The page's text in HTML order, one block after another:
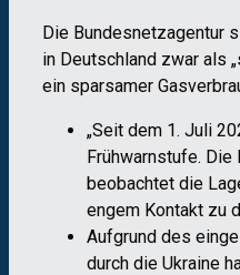
Die Bundesnetzagentur
in Deutschland zwar als
ein sparsamer
„Seit dem 1. Juli
Frühwarnstufe.
beobachtet die
engem Kontakt zu
Aufgrund des
durch die Ukraine